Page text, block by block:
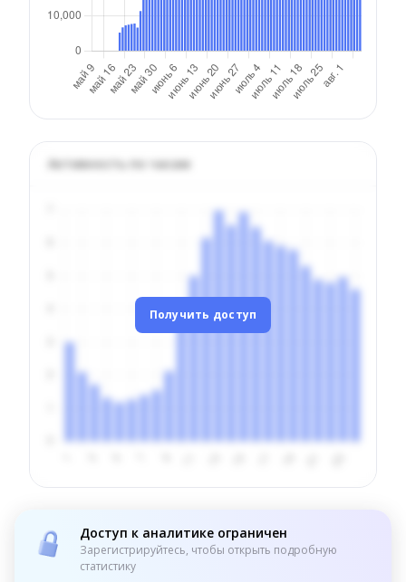
Активность по часам
Получить доступ
Доступ к аналитике ограничен
Зарегистрируйтесь, чтобы открыть подробную
статистику